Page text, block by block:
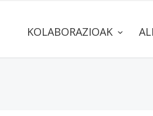
KOLABORAZIOAK